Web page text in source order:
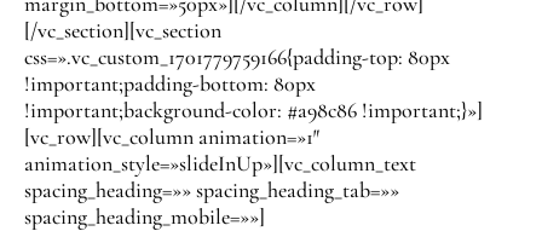
[/vc_section][vc_section
css=».vc_custom_1701779759166{padding-top: 80px
!important;padding-bottom: 80px
!important;background-color: #a98c86 !important;}»]
[vc_row][vc_column animation=»1″
animation_style=»slideInUp»][vc_column_text
spacing_heading=»» spacing_heading_tab=»»
spacing_heading_mobile=»»]